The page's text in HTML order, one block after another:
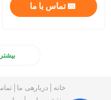
تماس با ما
بیشتر
خانه دربارهی ما